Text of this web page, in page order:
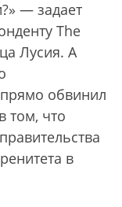
— задает
The
Лусия. А
обвинил
том, что
в